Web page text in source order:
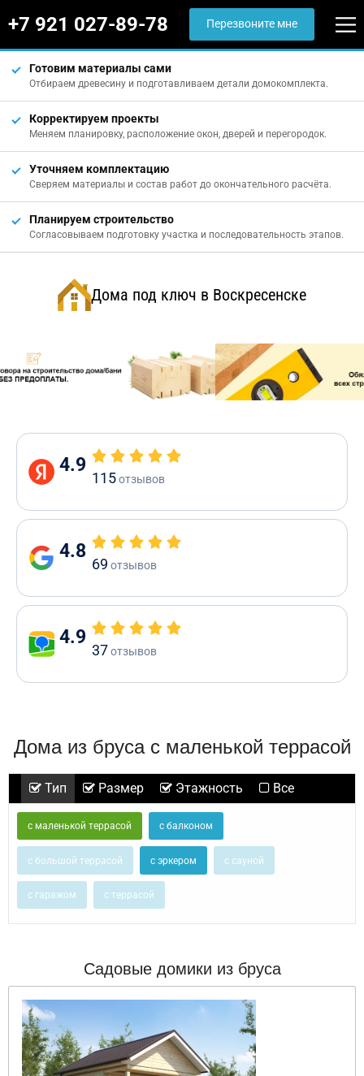
+7 921 027-89-78 Перезвоните мне
Готовим материалы сами
Отбираем древесину и подготавливаем детали домокомплекта.
Корректируем проекты
Меняем планировку, расположение окон, дверей и перегородок.
Уточняем комплектацию
Сверяем материалы и состав работ до окончательного расчёта.
Планируем строительство
Согласовываем подготовку участка и последовательность этапов.
Дома под ключ в Воскресенске
4.9
115отзывов
4.8
69 отзывов
4.9
37отзывов
Дома из бруса с маленькой террасой
Тип Размер Этажность Все
с маленькой террасой с балконом
с большой террасой с эркером с сауной
с гаражом с террасой
Садовые домики из бруса